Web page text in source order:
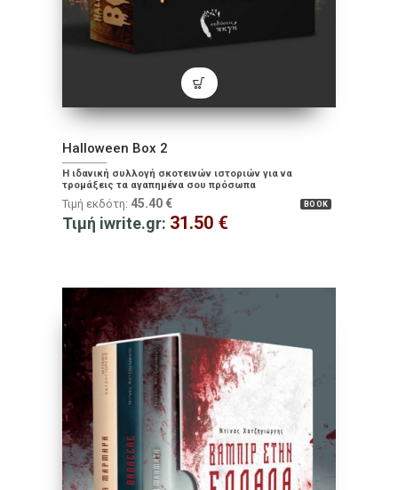
Halloween Box 2
Η ιδανική συλλογή σκοτεινών ιστοριών για να
τρομάξεις τα αγαπημένα σου πρόσωπα
BOOK
Τιμή εκδότη: 45.40 €
Τιμή iwrite.gr: 31.50 €